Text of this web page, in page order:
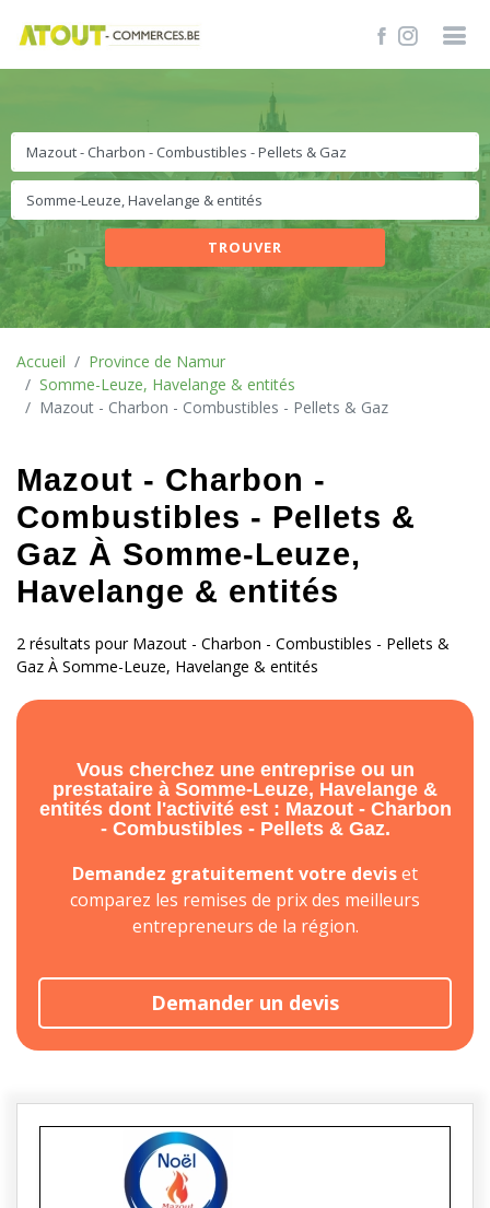
TROUVER
Accueil
Province de Namur
Somme-Leuze, Havelange & entités
Mazout - Charbon - Combustibles - Pellets & Gaz
Mazout - Charbon -
Combustibles - Pellets &
Gaz À Somme-Leuze,
Havelange & entités
2 résultats pour Mazout - Charbon - Combustibles - Pellets &
Gaz À Somme-Leuze, Havelange & entités
Vous cherchez une entreprise ou un
prestataire à Somme-Leuze, Havelange &
entités dont l'activité est : Mazout - Charbon
- Combustibles - Pellets & Gaz.
Demandez gratuitement votre deviset
comparez les remises de prix des meilleurs
entrepreneurs de la région.
Demander un devis